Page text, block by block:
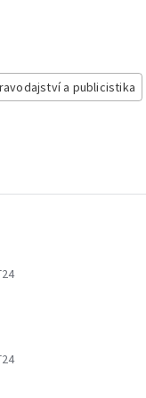
a publicistika